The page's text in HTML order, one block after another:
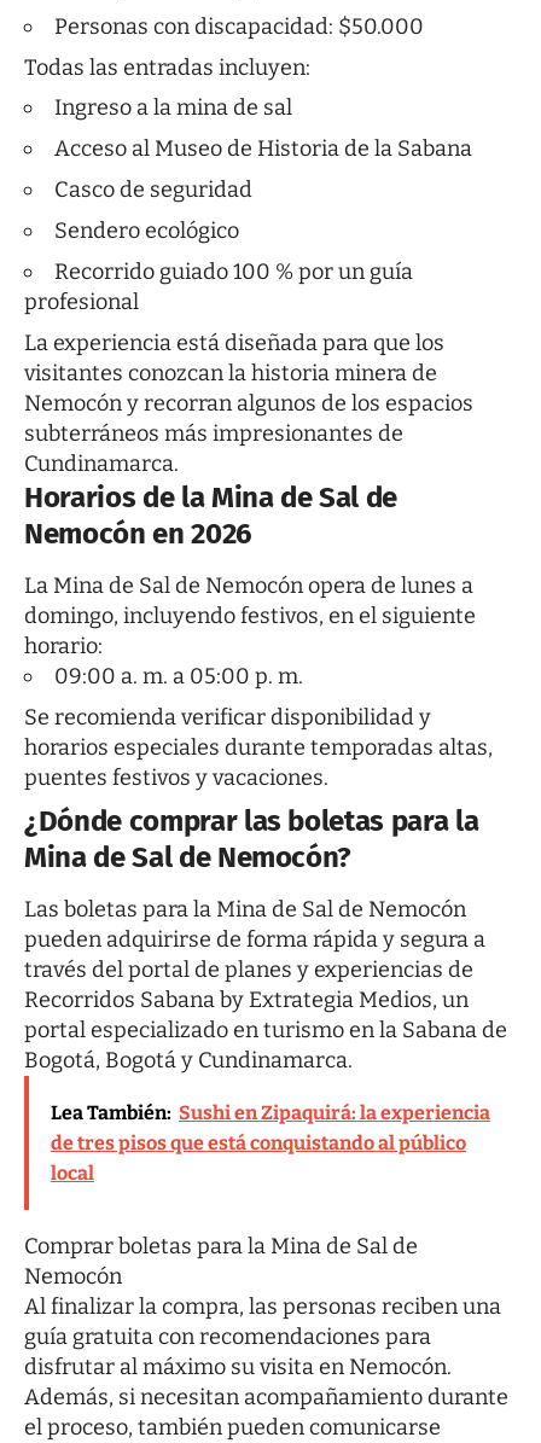
Personas con discapacidad: $50.000
Todas las entradas incluyen:
Ingreso a la mina de sal
Acceso al Museo de Historia de la Sabana
Casco de seguridad
Sendero ecológico
Recorrido guiado 100 % por un guía
profesional
La experiencia está diseñada para que los
visitantes conozcan la historia minera de
Nemocón y recorran algunos de los espacios
subterráneos más impresionantes de
Cundinamarca.
Horarios de la Mina de Sal de
Nemocón en 2026
La Mina de Sal de Nemocón opera de lunes a
domingo, incluyendo festivos, en el siguiente
horario:
09:00 a. m. a 05:00 p. m.
Se recomienda verificar disponibilidad y
horarios especiales durante temporadas altas,
puentes festivos y vacaciones.
¿Dónde comprar las boletas para la
Mina de Sal de Nemocón?
Las boletas para la Mina de Sal de Nemocón
pueden adquirirse de forma rápida y segura a
través del portal de planes y experiencias de
Recorridos Sabana by Extrategia Medios, un
portal especializado en turismo en la Sabana de
Bogotá, Bogotá y Cundinamarca.
Lea También: Sushi en Zipaquirá: la experiencia
de tres pisos que está conquistando al público
local
Comprar boletas para la Mina de Sal de
Nemocón
Al finalizar la compra, las personas reciben una
guía gratuita con recomendaciones para
disfrutar al máximo su visita en Nemocón.
Además, si necesitan acompañamiento durante
el proceso, también pueden comunicarse